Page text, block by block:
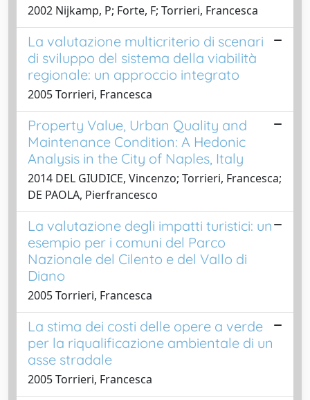
2002 Nijkamp, P; Forte, F; Torrieri, Francesca
La valutazione multicriterio di scenari
di sviluppo del sistema della viabilità
regionale: un approccio integrato
2005 Torrieri, Francesca
Property Value, Urban Quality and
Maintenance Condition: A Hedonic
Analysis in the City of Naples, Italy
2014 DEL GIUDICE, Vincenzo; Torrieri, Francesca;
DE PAOLA, Pierfrancesco
La valutazione degli impatti turistici: un
esempio per i comuni del Parco
Nazionale del Cilento e del Vallo di
Diano
2005 Torrieri, Francesca
La stima dei costi delle opere a verde
per la riqualificazione ambientale di un
asse stradale
2005 Torrieri, Francesca